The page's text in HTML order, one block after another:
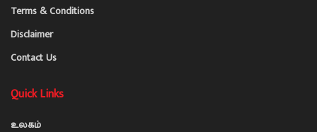
Terms & Conditions
Disclaimer
Contact Us
Quick Links
உலகம்